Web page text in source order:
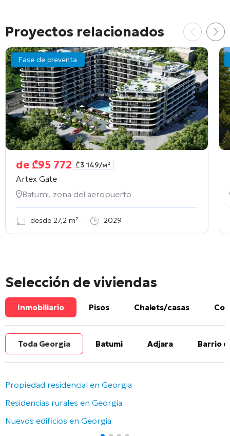
Proyectos relacionados
Fase de preventa
de ₾95 772 ₾3 149/м²
Artex Gate
Batumi, zona del aeropuerto
desde 27,2 m² 2029
Selección de viviendas
Inmobiliario Pisos Chalets/casas
Toda Georgia Batumi Adjara Barrio
Propiedad residencial en Georgia
Residencias rurales en Georgia
Nuevos edificios en Georgia